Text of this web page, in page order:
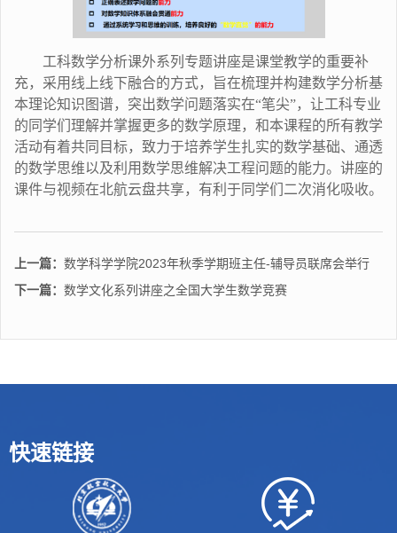
工科数学分析课外系列专题讲座是课堂教学的重要补
充，采用线上线下融合的方式，旨在梳理并构建数学分析基
本理论知识图谱，突出数学问题落实在“笔尖”，让工科专业
的同学们理解并掌握更多的数学原理，和本课程的所有教学
活动有着共同目标，致力于培养学生扎实的数学基础、通透
的数学思维以及利用数学思维解决工程问题的能力。讲座的
课件与视频在北航云盘共享，有利于同学们二次消化吸收。
上一篇： 数学科学学院2023年秋季学期班主任-辅导员联席会举行
下一篇： 数学文化系列讲座之全国大学生数学竞赛
快速链接